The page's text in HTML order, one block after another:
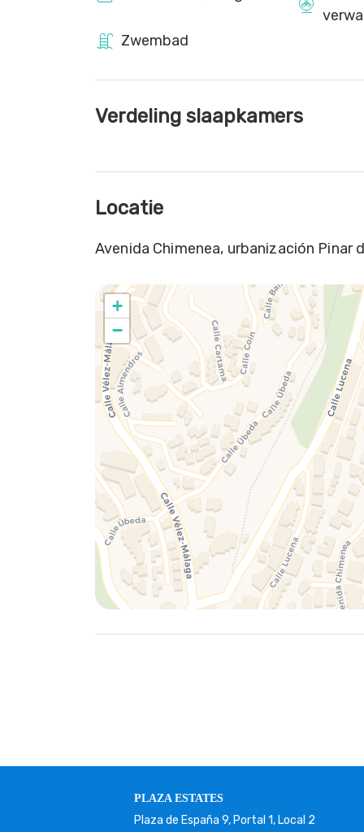
Zwembad
Verdeling slaapkamers
Locatie
Avenida Chimenea, urbanización Pinar
+
−
PLAZA ESTATES
Plaza de España 9, Portal 1, Local 2